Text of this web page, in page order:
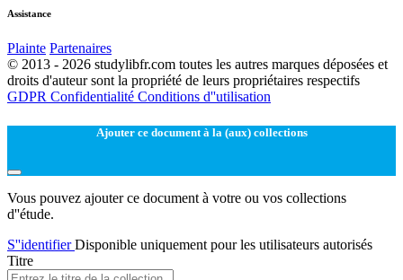
Assistance
Plainte Partenaires
© 2013 - 2026 studylibfr.com toutes les autres marques déposées et
droits d'auteur sont la propriété de leurs propriétaires respectifs
GDPR Confidentialité Conditions d''utilisation
Ajouter ce document à la (aux) collections
Vous pouvez ajouter ce document à votre ou vos collections
d''étude.
S''identifierDisponible uniquement pour les utilisateurs autorisés
Titre